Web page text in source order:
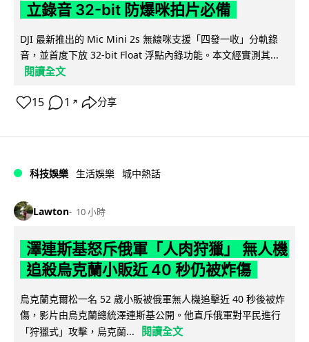
立錄音 32-bit 防爆咪拍片必備
DJI 最新推出的 Mic Mini 2s 無線咪支援「四發一收」分軌錄
音，並首度下放 32-bit Float 浮點內錄功能。本文經實測其...
閱讀全文
15 1 ↗ 分享
科技娛樂 生活娛樂 城中熱話
Lawton 10 小時
澤連斯基怒斥俄軍「人肉狩獵」 無人機
追殺烏克蘭小販近 40 秒仍被炸傷
烏克蘭克爾松一名 52 歲小販被俄軍無人機追擊近 40 秒後被炸
傷，影片由烏克蘭總統澤連斯基公開。他直斥俄軍對平民進行
「狩獵式」攻擊，烏克蘭...
閱讀全文